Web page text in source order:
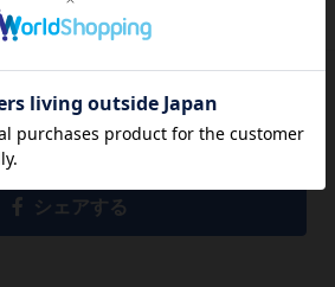
シェアする
シェアする